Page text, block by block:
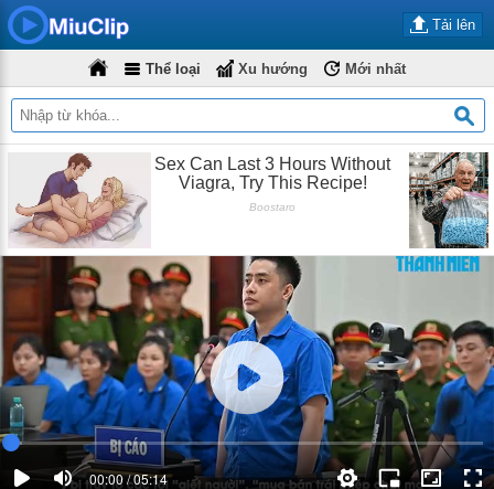
Tải lên
Thể loại Xu hướng Mới nhất
00:00 / 05:14